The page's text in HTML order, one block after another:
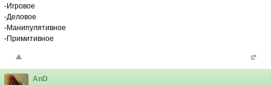
-Игровое
-Деловое
-Манипулятивное
-Примитивное
AnD